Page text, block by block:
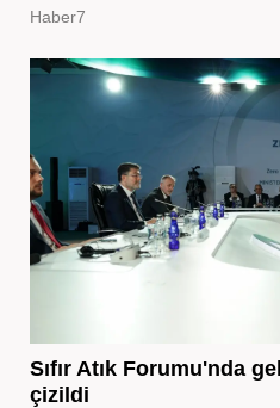
Haber7
Sıfır Atık Forumu'nda
çizildi